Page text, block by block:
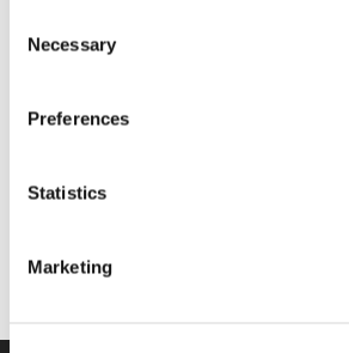
Selection
Necessary
Preferences
Statistics
Marketing
Rotor teeth 8t/6k 7.5Gr/8 R6/14 Rotor